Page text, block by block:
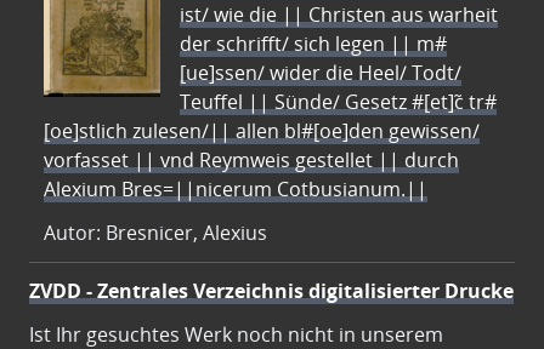
ist/ wie die || Christen aus warheit
der schrifft/ sich legen || m#
[ue]ssen/ wider die Heel/ Todt/
Teuffel || Sünde/ Gesetz #[et]c̃ tr#
[oe]stlich zulesen/|| allen bl#[oe]den gewissen/
vorfasset || vnd Reymweis gestellet || durch
Alexium Bres=||nicerum Cotbusianum.||
Autor: Bresnicer, Alexius
ZVDD - Zentrales Verzeichnis digitalisierter Drucke
Ist Ihr gesuchtes Werk noch nicht in unserem